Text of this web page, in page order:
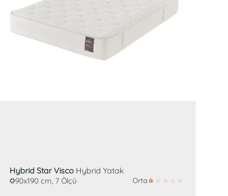
Hybrid Star Visco Hybrid Yatak
90x190 cm, 7 Ölçü Orta